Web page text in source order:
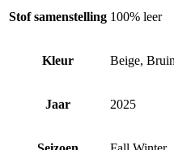
Stof samenstelling 100% leer
Kleur Beige, Bruin
Jaar 2025